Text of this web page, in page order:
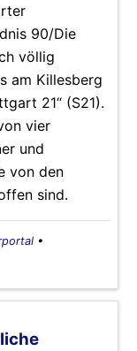
90/Die
völlig
am Killesberg
21“ (S21).
vier
und
von den
sind.
•